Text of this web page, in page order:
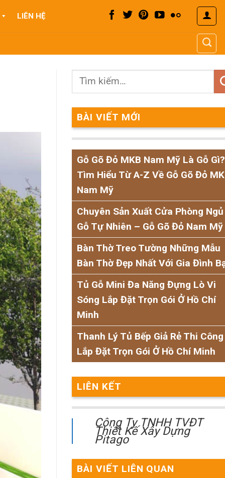
LIÊN HỆ
BÀI VIẾT MỚI
Gỗ Gõ Đỏ MKB Nam Mỹ Là Gỗ Gì?
Tìm Hiểu Từ A-Z Về Gỗ Gõ Đỏ
Nam Mỹ
Chuyên Sản Xuất Cửa Phòng Ngủ
Gỗ Tự Nhiên – Gỗ Gõ Đỏ Nam Mỹ
Bàn Thờ Treo Tường Những Mẫu
Bàn Thờ Đẹp Nhất Với Gia Đình
Tủ Gỗ Mini Đa Năng Đựng Lò Vi
Sóng Lắp Đặt Trọn Gói Ở Hồ Chí
Minh
Thanh Lý Tủ Bếp Giả Rẻ Thi Công
Lắp Đặt Trọn Gói Ở Hồ Chí Minh
LIÊN KẾT
Công Ty TNHH TVĐT
Thiết Kế Xây Dựng
Pitago
BÀI VIẾT LIÊN QUAN